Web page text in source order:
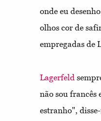
onde eu
olhos cor de
empregadas de
Lagerfeld
não sou francês
estranho",